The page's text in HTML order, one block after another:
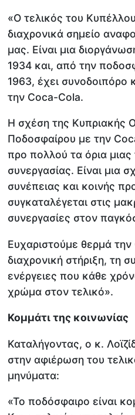
«Ο τελικός του
διαχρονικά σημείο
μας. Είναι μια
1934 και, από την
1963, έχει συνοδοιπόρο
την Coca-Cola.
Η σχέση της Κυπριακής
Ποδοσφαίρου με την
προ πολλού τα όρια μιας
συνεργασίας. Είναι μια
συνέπειας και κοινής
συγκαταλέγεται στις
συνεργασίες στον
Ευχαριστούμε θερμά
διαχρονική στήριξη, τη
ενέργειες που κάθε
χρώμα στον τελικό».
Κομμάτι της κοινωνίας
Καταλήγοντας, ο κ.
στην αφιέρωση του
μηνύματα:
«Το ποδόσφαιρο είναι